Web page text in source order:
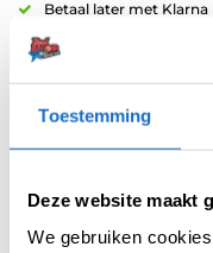
Toestemming
Deze website maakt
We gebruiken
Betaal later met Klarna
Retouren binnen 14
Artikelnummer:variation-